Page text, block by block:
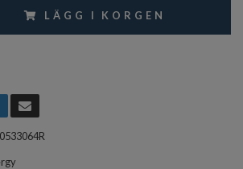
LÄGG I KORGEN